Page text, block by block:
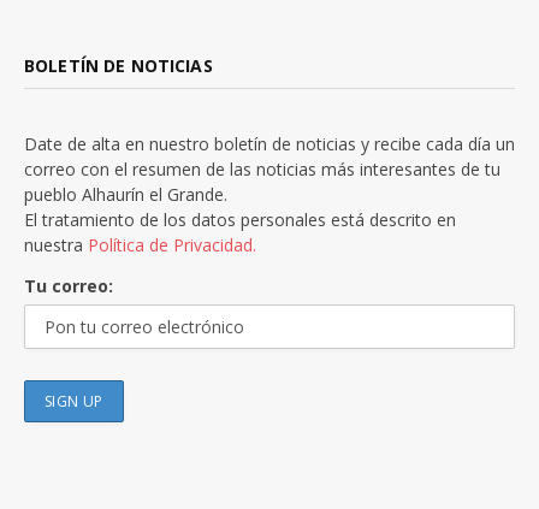
BOLETÍN DE NOTICIAS
Date de alta en nuestro boletín de noticias y recibe cada día un
correo con el resumen de las noticias más interesantes de tu
pueblo Alhaurín el Grande.
El tratamiento de los datos personales está descrito en
nuestra Política de Privacidad.
Tu correo: